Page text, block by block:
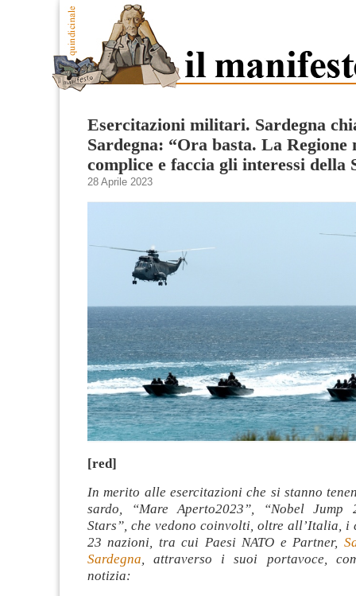
Esercitazioni militari. Sardegna
Sardegna: “Ora basta. La Regione
complice e faccia gli interessi della
28 Aprile 2023
[red]
In merito alle esercitazioni che si stanno
sardo, “Mare Aperto2023”, “Nobel Jump
Stars”, che vedono coinvolti, oltre all’Italia,
23 nazioni, tra cui Paesi NATO e Partner,
Sardegna, attraverso i suoi portavoce,
notizia: